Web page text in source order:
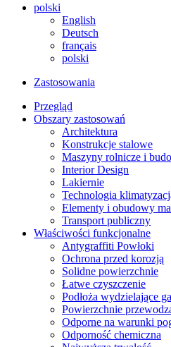
polski
English
Deutsch
français
polski
Zastosowania
Przegląd
Obszary zastosowań
Architektura
Konstrukcje stalowe
Maszyny rolnicze i
Interior Design
Lakiernie
Technologia
Elementy i obudowy
Transport publiczny
Właściwości funkcjonalne
Antygraffiti Powłoki
Ochrona przed korozją
Solidne powierzchnie
Łatwe czyszczenie
Podłoża wydzielające
Powierzchnie
Odporne na warunki
Odporność chemiczna